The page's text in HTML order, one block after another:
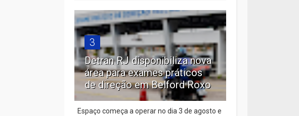
3
Detran RJ disponibiliza nova
área para exames práticos
de direção em Belford Roxo
Espaço começa a operar no dia 3 de agosto e